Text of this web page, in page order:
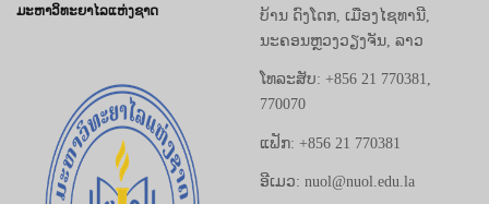
ມະຫາວິທະຍາໄລແຫ່ງຊາດ
ບ້ານ ດົງໂດກ, ເມືອງໄຊທານີ,
ນະຄອນຫຼວງວຽງຈັນ, ລາວ
ໂທລະສັບ: +856 21 770381,
770070
ແຟັກ: +856 21 770381
ອີເມວ: nuol@nuol.edu.la